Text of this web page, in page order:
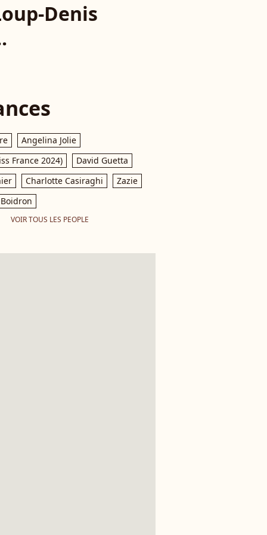
Denis
Angelina Jolie
France 2024)
David Guetta
Charlotte Casiraghi
Zazie
VOIR TOUS LES PEOPLE